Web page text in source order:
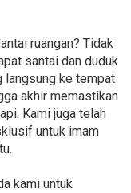
ruangan? Tidak
santai dan duduk
langsung ke tempat
akhir memastikan
Kami juga telah
untuk imam
kami untuk